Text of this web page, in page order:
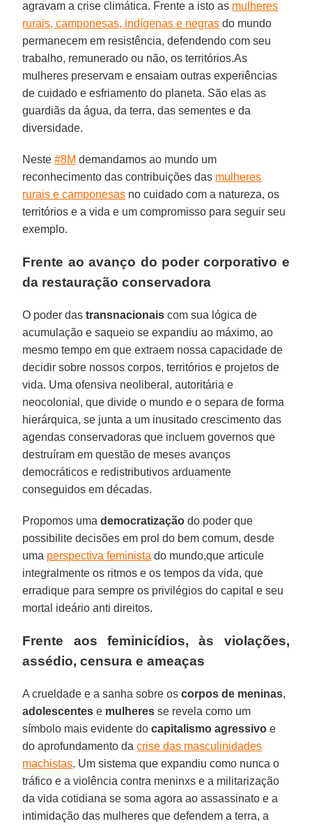
agravam a crise climática. Frente a isto as mulheres
rurais, camponesas, indígenas e negras do mundo
permanecem em resistência, defendendo com seu
trabalho, remunerado ou não, os territórios.As
mulheres preservam e ensaiam outras experiências
de cuidado e esfriamento do planeta. São elas as
guardiãs da água, da terra, das sementes e da
diversidade.
Neste#8M demandamos ao mundo um
reconhecimento das contribuições das mulheres
rurais e camponesas no cuidado com a natureza, os
territórios e a vida e um compromisso para seguir seu
exemplo.
Frente ao avanço do poder corporativo e
da restauração conservadora
O poder dastransnacionais com sua lógica de
acumulação e saqueio se expandiu ao máximo, ao
mesmo tempo em que extraem nossa capacidade de
decidir sobre nossos corpos, territórios e projetos de
vida. Uma ofensiva neoliberal, autoritária e
neocolonial, que divide o mundo e o separa de forma
hierárquica, se junta a um inusitado crescimento das
agendas conservadoras que incluem governos que
destruíram em questão de meses avanços
democráticos e redistributivos arduamente
conseguidos em décadas.
Propomos umademocratização do poder que
possibilite decisões em prol do bem comum, desde
uma perspectiva feminista do mundo,que articule
integralmente os ritmos e os tempos da vida, que
erradique para sempre os privilégios do capital e seu
mortal ideário anti direitos.
Frente aos feminicídios, às violações,
assédio, censura e ameaças
A crueldade e a sanha sobre oscorpos de meninas,
adolescentes e mulheres se revela como um
símbolo mais evidente docapitalismo agressivo e
do aprofundamento dacrise das masculinidades
machistas. Um sistema que expandiu como nunca o
tráfico e a violência contra meninxs e a militarização
da vida cotidiana se soma agora ao assassinato e a
intimidação das mulheres que defendem a terra, a